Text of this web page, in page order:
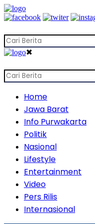
✖
Home
Jawa Barat
Info Purwakarta
Politik
Nasional
Lifestyle
Entertainment
Video
Pers Rilis
Internasional